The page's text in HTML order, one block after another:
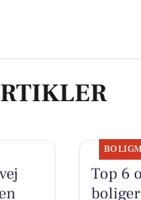
Top 6